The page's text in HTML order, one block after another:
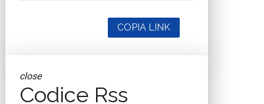
COPIA LINK
close
Codice Rss